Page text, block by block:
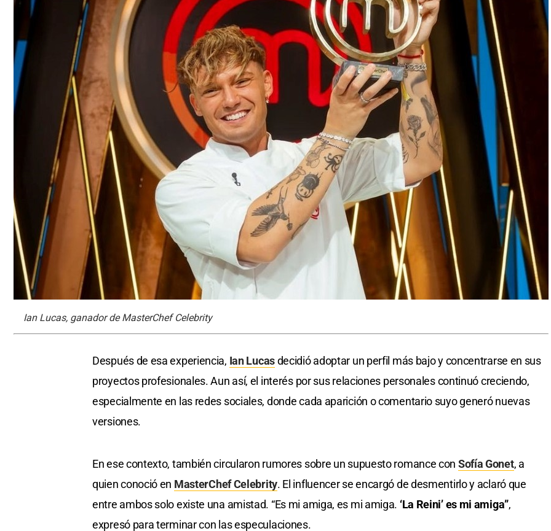
Ian Lucas, ganador de MasterChef Celebrity
Después de esa experiencia, Ian Lucasdecidió adoptar un perfil más bajo y concentrarse en sus
proyectos profesionales. Aun así, el interés por sus relaciones personales continuó creciendo,
especialmente en las redes sociales, donde cada aparición o comentario suyo generó nuevas
versiones.
En ese contexto, también circularon rumores sobre un supuesto romance con Sofía Gonet, a
quien conoció en MasterChef Celebrity. El influencer se encargó de desmentirlo y aclaró que
entre ambos solo existe una amistad. “Es mi amiga, es mi amiga. ‘La Reini’ es mi amiga”,
expresó para terminar con las especulaciones.